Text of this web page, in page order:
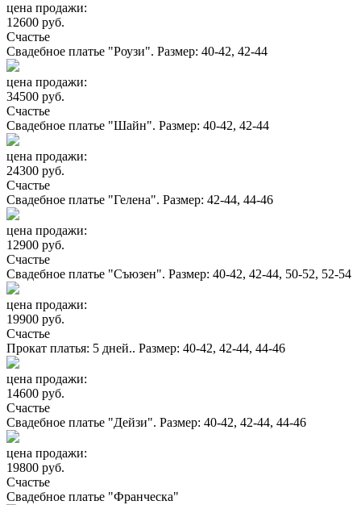
цена продажи:
12600 руб.
Счастье
Свадебное платье "Роузи". Размер: 40-42, 42-44
цена продажи:
34500 руб.
Счастье
Свадебное платье "Шайн". Размер: 40-42, 42-44
цена продажи:
24300 руб.
Счастье
Свадебное платье "Гелена". Размер: 42-44, 44-46
цена продажи:
12900 руб.
Счастье
Свадебное платье "Съюзен". Размер: 40-42, 42-44, 50-52, 52-54
цена продажи:
19900 руб.
Счастье
Прокат платья: 5 дней.. Размер: 40-42, 42-44, 44-46
цена продажи:
14600 руб.
Счастье
Свадебное платье "Дейзи". Размер: 40-42, 42-44, 44-46
цена продажи:
19800 руб.
Счастье
Свадебное платье "Франческа"